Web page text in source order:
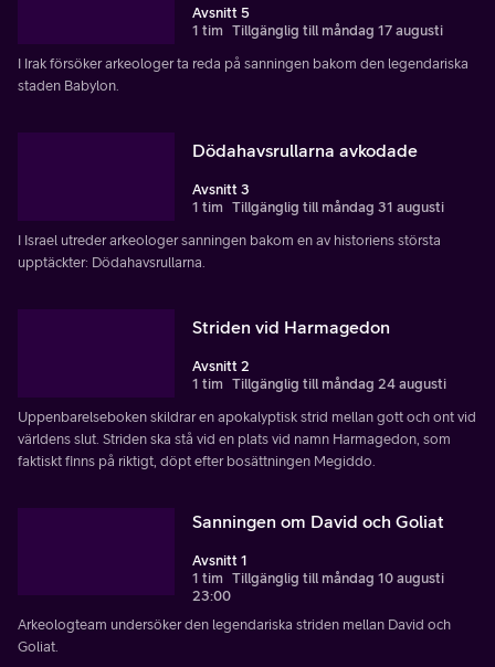
Avsnitt 5
1 tim Tillgänglig till måndag 17 augusti
I Irak försöker arkeologer ta reda på sanningen bakom den legendariska
staden Babylon.
Dödahavsrullarna avkodade
Avsnitt 3
1 tim Tillgänglig till måndag 31 augusti
I Israel utreder arkeologer sanningen bakom en av historiens största
upptäckter: Dödahavsrullarna.
Striden vid Harmagedon
Avsnitt 2
1 tim Tillgänglig till måndag 24 augusti
Uppenbarelseboken skildrar en apokalyptisk strid mellan gott och ont vid
världens slut. Striden ska stå vid en plats vid namn Harmagedon, som
faktiskt finns på riktigt, döpt efter bosättningen Megiddo.
Sanningen om David och Goliat
Avsnitt 1
1 tim Tillgänglig till måndag 10 augusti
23:00
Arkeologteam undersöker den legendariska striden mellan David och
Goliat.